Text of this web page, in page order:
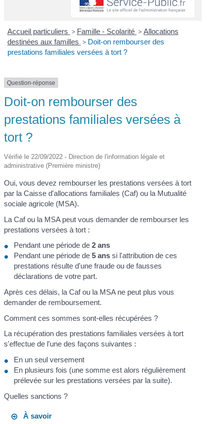
Accueil particuliers > Famille - Scolarité > Allocations
destinées aux familles > Doit-on rembourser des
prestations familiales versées à tort ?
Question-réponse
Doit-on rembourser des
prestations familiales versées à
tort ?
Vérifié le 22/09/2022 - Direction de l'information légale et
administrative (Première ministre)
Oui, vous devez rembourser les prestations versées à tort
par la Caisse d'allocations familiales (Caf) ou la Mutualité
sociale agricole (MSA).
La Caf ou la MSA peut vous demander de rembourser les
prestations versées à tort :
Pendant une période de2 ans
Pendant une période de5 ans si l'attribution de ces
prestations résulte d'une fraude ou de fausses
déclarations de votre part.
Après ces délais, la Caf ou la MSA ne peut plus vous
demander de remboursement.
Comment ces sommes sont-elles récupérées ?
La récupération des prestations familiales versées à tort
s'effectue de l'une des façons suivantes :
En un seul versement
En plusieurs fois (une somme est alors régulièrement
prélevée sur les prestations versées par la suite).
Quelles sanctions ?
À savoir